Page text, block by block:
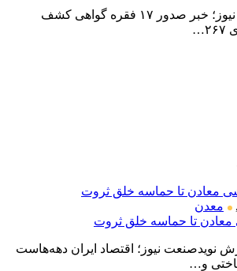
به گزارش نویدصنعت نیوز؛ خبر صدور ۱۷ فقره گواهی کشف
,
معدن
معادن تا حماسه خلق ثروت
نویدصنعت نیوز؛ اقتصاد ایران دهه‌هاست
و…